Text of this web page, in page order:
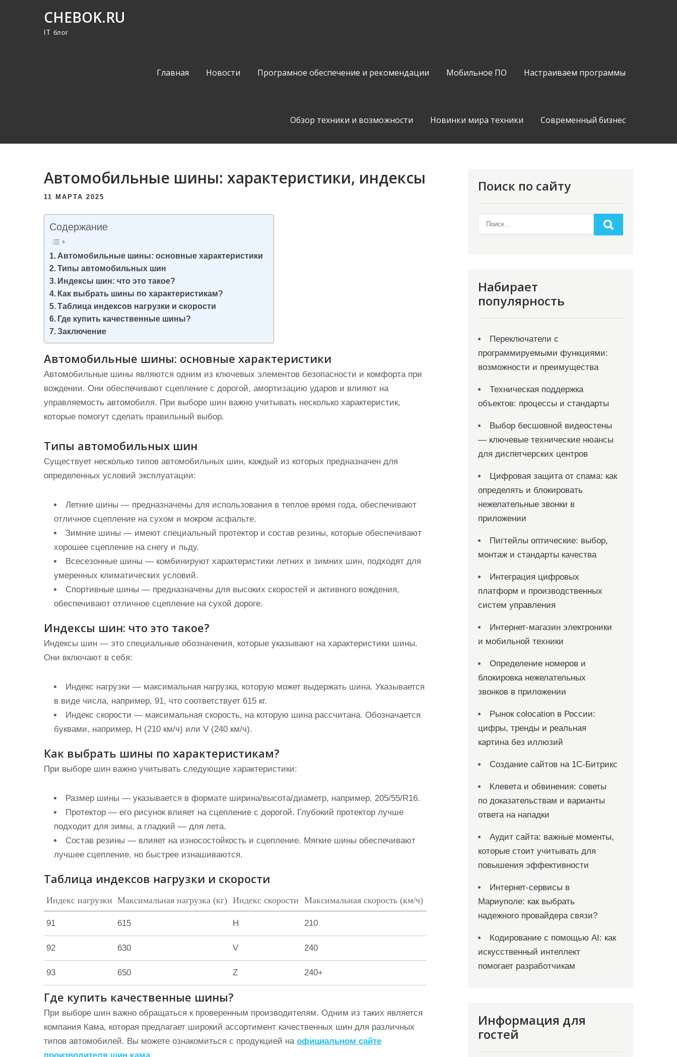
CHEBOK.RU
IT блог
Главная Новости Програмное обеспечение и рекомендации Мобильное ПО Настраиваем программы
Обзор техники и возможности Новинки мира техники Современный бизнес
Автомобильные шины: характеристики, индексы
11 МАРТА 2025
Содержание
Автомобильные шины: основные характеристики
Типы автомобильных шин
Индексы шин: что это такое?
Как выбрать шины по характеристикам?
Таблица индексов нагрузки и скорости
Где купить качественные шины?
Заключение
Автомобильные шины: основные характеристики
Автомобильные шины являются одним из ключевых элементов безопасности и комфорта при
вождении. Они обеспечивают сцепление с дорогой, амортизацию ударов и влияют на
управляемость автомобиля. При выборе шин важно учитывать несколько характеристик,
которые помогут сделать правильный выбор.
Типы автомобильных шин
Существует несколько типов автомобильных шин, каждый из которых предназначен для
определенных условий эксплуатации:
Летние шины — предназначены для использования в теплое время года, обеспечивают
отличное сцепление на сухом и мокром асфальте.
Зимние шины — имеют специальный протектор и состав резины, которые обеспечивают
хорошее сцепление на снегу и льду.
Всесезонные шины — комбинируют характеристики летних и зимних шин, подходят для
умеренных климатических условий.
Спортивные шины — предназначены для высоких скоростей и активного вождения,
обеспечивают отличное сцепление на сухой дороге.
Индексы шин: что это такое?
Индексы шин — это специальные обозначения, которые указывают на характеристики шины.
Они включают в себя:
Индекс нагрузки — максимальная нагрузка, которую может выдержать шина. Указывается
в виде числа, например, 91, что соответствует 615 кг.
Индекс скорости — максимальная скорость, на которую шина рассчитана. Обозначается
буквами, например, H (210 км/ч) или V (240 км/ч).
Как выбрать шины по характеристикам?
При выборе шин важно учитывать следующие характеристики:
Размер шины — указывается в формате ширина/высота/диаметр, например, 205/55/R16.
Протектор — его рисунок влияет на сцепление с дорогой. Глубокий протектор лучше
подходит для зимы, а гладкий — для лета.
Состав резины — влияет на износостойкость и сцепление. Мягкие шины обеспечивают
лучшее сцепление, но быстрее изнашиваются.
Таблица индексов нагрузки и скорости
Индекс нагрузки Максимальная нагрузка (кг) Индекс скорости Максимальная скорость (км/ч)
91 615 H 210
92 630 V 240
93 650 Z 240+
Где купить качественные шины?
При выборе шин важно обращаться к проверенным производителям. Одним из таких является
компания Кама, которая предлагает широкий ассортимент качественных шин для различных
типов автомобилей. Вы можете ознакомиться с продукцией на официальном сайте
Поиск по сайту
Набирает
популярность
Переключатели с
программируемыми функциями:
возможности и преимущества
Техническая поддержка
объектов: процессы и стандарты
Выбор бесшовной видеостены
— ключевые технические нюансы
для диспетчерских центров
Цифровая защита от спама: как
определять и блокировать
нежелательные звонки в
приложении
Пигтейлы оптические: выбор,
монтаж и стандарты качества
Интеграция цифровых
платформ и производственных
систем управления
Интернет-магазин электроники
и мобильной техники
Определение номеров и
блокировка нежелательных
звонков в приложении
Рынок colocation в России:
цифры, тренды и реальная
картина без иллюзий
Создание сайтов на 1С-Битрикс
Клевета и обвинения: советы
по доказательствам и варианты
ответа на нападки
Аудит сайта: важные моменты,
которые стоит учитывать для
повышения эффективности
Интернет-сервисы в
Мариуполе: как выбрать
надежного провайдера связи?
Кодирование с помощью AI: как
искусственный интеллект
помогает разработчикам
Информация для
гостей